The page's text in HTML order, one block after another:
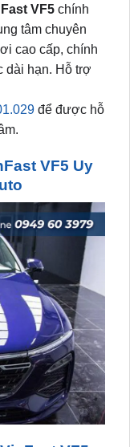
cao cấp, chính
hạn. Hỗ trợ
để được hỗ
VF5 Uy
VF5